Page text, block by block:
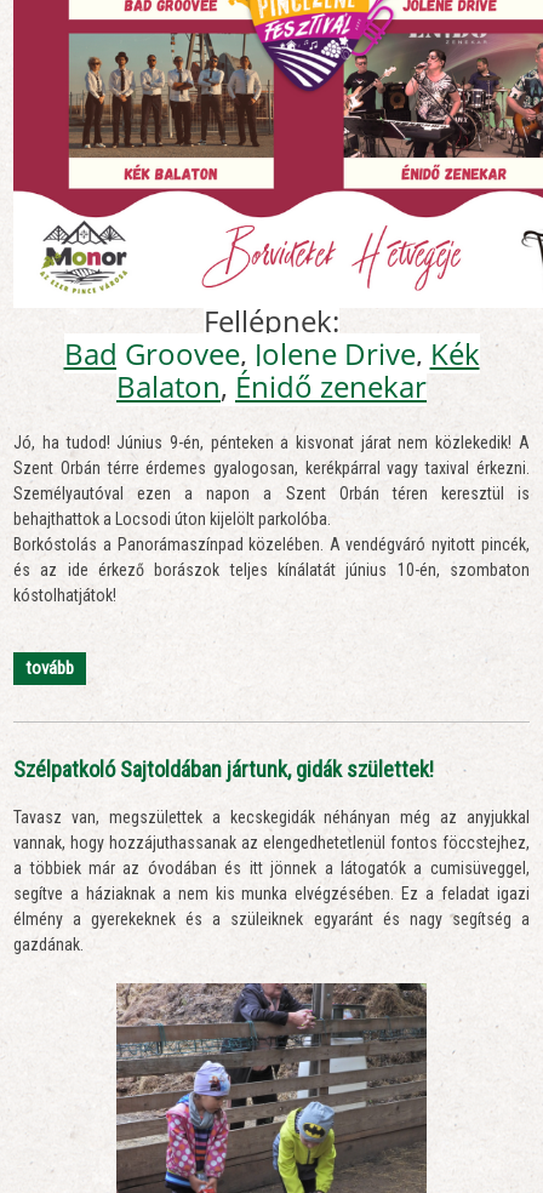
Fellépnek:
Bad Groovee, Jolene Drive, Kék
Balaton, Énidő zenekar
Jó, ha tudod! Június 9-én, pénteken a kisvonat járat nem közlekedik! A
Szent Orbán térre érdemes gyalogosan, kerékpárral vagy taxival érkezni.
Személyautóval ezen a napon a Szent Orbán téren keresztül is
behajthattok a Locsodi úton kijelölt parkolóba.
Borkóstolás a Panorámaszínpad közelében. A vendégváró nyitott pincék,
és az ide érkező borászok teljes kínálatát június 10-én, szombaton
kóstolhatjátok!
tovább
Szélpatkoló Sajtoldában jártunk, gidák születtek!
Tavasz van, megszülettek a kecskegidák néhányan még az anyjukkal
vannak, hogy hozzájuthassanak az elengedhetetlenül fontos föccstejhez,
a többiek már az óvodában és itt jönnek a látogatók a cumisüveggel,
segítve a háziaknak a nem kis munka elvégzésében. Ez a feladat igazi
élmény a gyerekeknek és a szüleiknek egyaránt és nagy segítség a
gazdának.